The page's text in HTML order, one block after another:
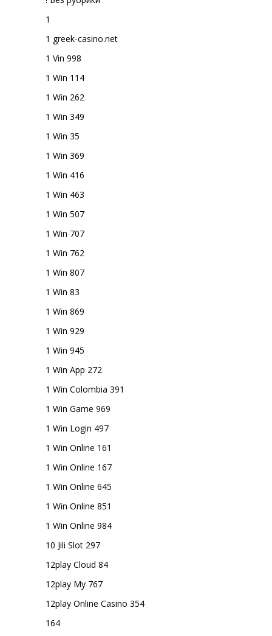
1
1 greek-casino.net
1 Vin 998
1 Win 114
1 Win 262
1 Win 349
1 Win 35
1 Win 369
1 Win 416
1 Win 463
1 Win 507
1 Win 707
1 Win 762
1 Win 807
1 Win 83
1 Win 869
1 Win 929
1 Win 945
1 Win App 272
1 Win Colombia 391
1 Win Game 969
1 Win Login 497
1 Win Online 161
1 Win Online 167
1 Win Online 645
1 Win Online 851
1 Win Online 984
10 Jili Slot 297
12play Cloud 84
12play My 767
12play Online Casino 354
164